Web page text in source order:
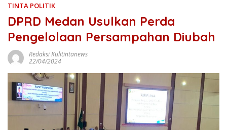
TINTA POLITIK
DPRD Medan Usulkan Perda
Pengelolaan Persampahan Diubah
Redaksi Kulitintanews
22/04/2024